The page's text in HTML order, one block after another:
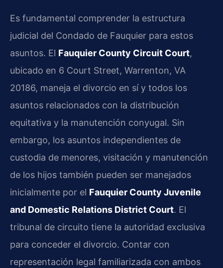
Es fundamental comprender la estructura
judicial del Condado de Fauquier para estos
asuntos. El Fauquier County Circuit Court,
ubicado en 6 Court Street, Warrenton, VA
20186, maneja el divorcio en sí y todos los
asuntos relacionados con la distribución
equitativa y la manutención conyugal. Sin
embargo, los asuntos independientes de
custodia de menores, visitación y manutención
de los hijos también pueden ser manejados
inicialmente por el Fauquier County Juvenile
and Domestic Relations District Court. El
tribunal de circuito tiene la autoridad exclusiva
para conceder el divorcio. Contar con
representación legal familiarizada con ambos